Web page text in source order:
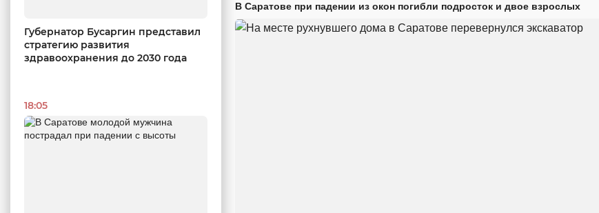
Губернатор Бусаргин представил
стратегию развития
здравоохранения до 2030 года
18:05
В Саратове при падении из окон погибли подросток и двое взрослых